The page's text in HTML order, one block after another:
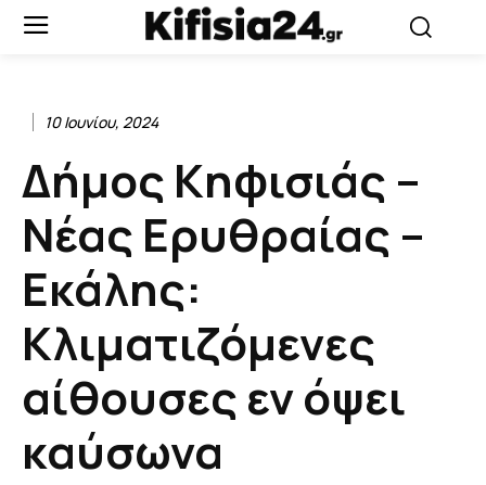
10 Ιουνίου, 2024
Δήμος Κηφισιάς –
Νέας Ερυθραίας –
Εκάλης:
Κλιματιζόμενες
αίθουσες εν όψει
καύσωνα